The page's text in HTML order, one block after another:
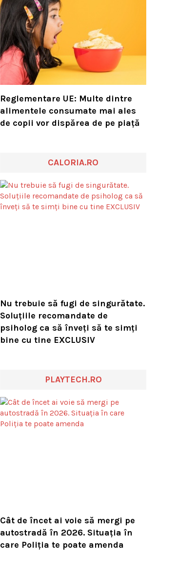
Reglementare UE: Multe dintre
alimentele consumate mai ales
de copii vor dispărea de pe piață
CALORIA.RO
Nu trebuie să fugi de singurătate.
Soluțiile recomandate de
psiholog ca să înveți să te simți
bine cu tine EXCLUSIV
PLAYTECH.RO
Cât de încet ai voie să mergi pe
autostradă în 2026. Situația în
care Poliția te poate amenda